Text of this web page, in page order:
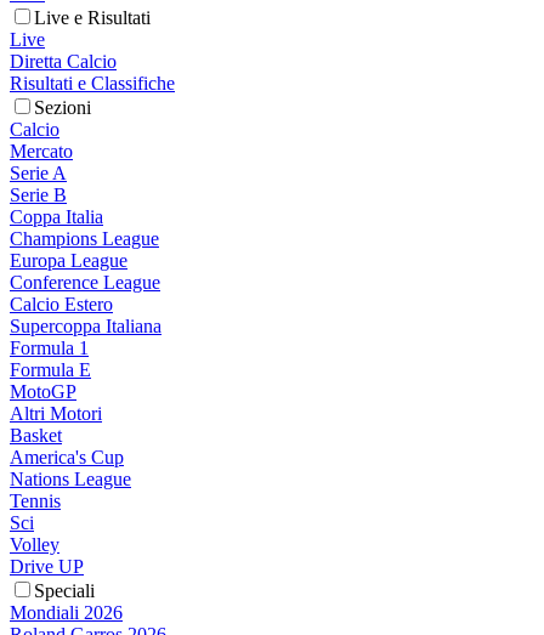
Live e Risultati
Live
Diretta Calcio
Risultati e Classifiche
Sezioni
Calcio
Mercato
Serie A
Serie B
Coppa Italia
Champions League
Europa League
Conference League
Calcio Estero
Supercoppa Italiana
Formula 1
Formula E
MotoGP
Altri Motori
Basket
America's Cup
Nations League
Tennis
Sci
Volley
Drive UP
Speciali
Mondiali 2026